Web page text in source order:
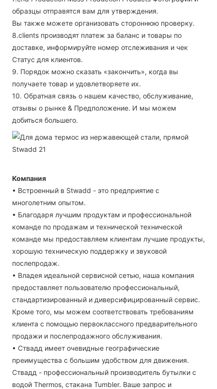
образцы отправятся вам для утверждения.
Вы также можете организовать стороннюю проверку.
8.clients производят платеж за баланс и товары по
доставке, информируйте номер отслеживания и чек
Статус для клиентов.
9. Порядок можно сказать «закончить», когда вы
получаете товар и удовлетворяете их.
10. Обратная связь о нашем качество, обслуживание,
отзывы о рынке & Предположение. И мы можем
добиться большего.
Компания
• Встроенный в Stwadd - это предприятие с
многолетним опытом.
• Благодаря лучшим продуктам и профессиональной
команде по продажам и технической технической
команде мы предоставляем клиентам лучшие продукты,
хорошую техническую поддержку и звуковой
послепродаж.
• Владея идеальной сервисной сетью, наша компания
предоставляет пользователю профессиональный,
стандартизированный и диверсифицированный сервис.
Кроме того, мы можем соответствовать требованиям
клиента с помощью первоклассного предварительного
продажи и послепродажного обслуживания.
• Ствадд имеет очевидные географические
преимущества с большим удобством для движения.
Ствадд - профессиональный производитель бутылки с
водой Thermos, стакана Tumbler. Ваше запрос и